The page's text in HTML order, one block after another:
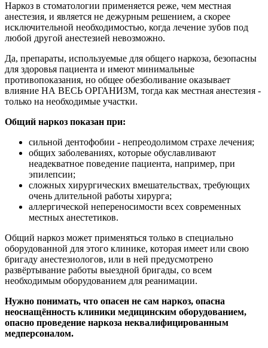
Наркоз в стоматологии применяется реже, чем местная
анестезия, и является не дежурным решением, а скорее
исключительной необходимостью, когда лечение зубов под
любой другой анестезией невозможно.
Да, препараты, используемые для общего наркоза, безопасны
для здоровья пациента и имеют минимальные
противопоказания, но общее обезболивание оказывает
влияние НА ВЕСЬ ОРГАНИЗМ, тогда как местная анестезия -
только на необходимые участки.
Общий наркоз показан при:
сильной дентофобии - непреодолимом страхе лечения;
общих заболеваниях, которые обуславливают
неадекватное поведение пациента, например, при
эпилепсии;
сложных хирургических вмешательствах, требующих
очень длительной работы хирурга;
аллергической непереносимости всех современных
местных анестетиков.
Общий наркоз может применяться только в специально
оборудованной для этого клинике, которая имеет или свою
бригаду анестезиологов, или в ней предусмотрено
развёртывание работы выездной бригады, со всем
необходимым оборудованием для реанимации.
Нужно понимать, что опасен не сам наркоз, опасна
неоснащённость клиники медицинским оборудованием,
опасно проведение наркоза неквалифицированным
медперсоналом.